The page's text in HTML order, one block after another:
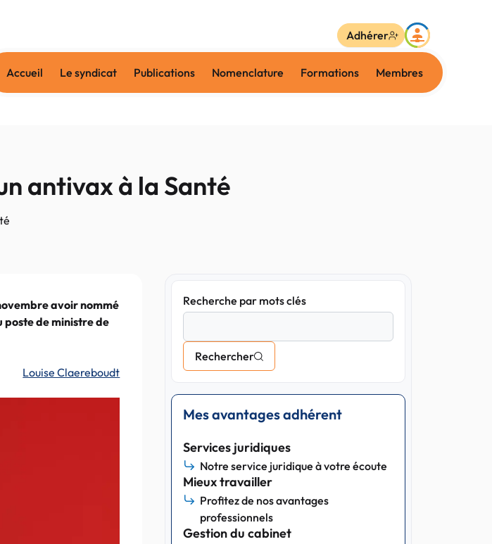
Accueil Le syndicat Publications Nomenclature Formations Membres
Adhérer
antivax à la Santé
avoir nommé
poste de ministre de
Louise Claereboudt
Recherche par mots clés
Rechercher
Mes avantages adhérent
Services juridiques
Notre service juridique à votre écoute
Mieux travailler
Profitez de nos avantages
professionnels
Gestion du cabinet